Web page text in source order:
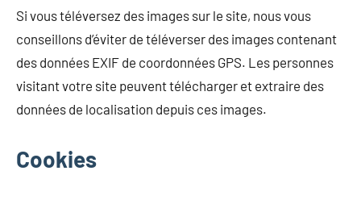
Si vous téléversez des images sur le site, nous vous
conseillons d’éviter de téléverser des images contenant
des données EXIF de coordonnées GPS. Les personnes
visitant votre site peuvent télécharger et extraire des
données de localisation depuis ces images.
Cookies